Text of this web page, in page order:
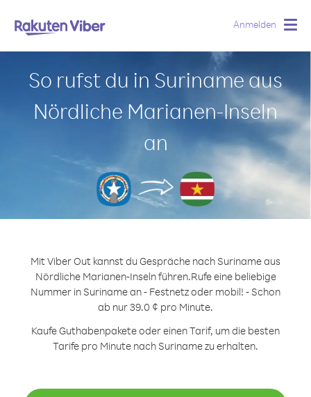
Anmelden
So rufst du in Suriname aus
Nördliche Marianen-Inseln
an
Mit Viber Out kannst du Gespräche nach Suriname aus
Nördliche Marianen-Inseln führen.Rufe eine beliebige
Nummer in Suriname an - Festnetz oder mobil! - Schon
ab nur 39.0 ¢ pro Minute.
Kaufe Guthabenpakete oder einen Tarif, um die besten
Tarife pro Minute nach Suriname zu erhalten.